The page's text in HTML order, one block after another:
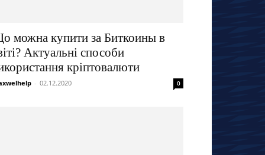
можна купити за Биткоины в
Актуальні способи
кріптовалюти
- 02.12.2020 0